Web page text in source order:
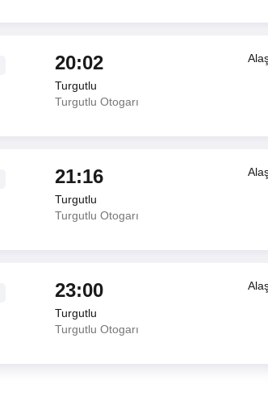
20:02
Turgutlu
Turgutlu Otogarı
21:16
Turgutlu
Turgutlu Otogarı
23:00
Turgutlu
Turgutlu Otogarı